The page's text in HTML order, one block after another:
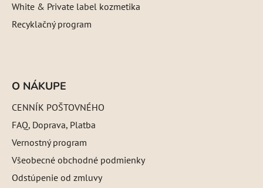
White & Private label kozmetika
Recyklačný program
O NÁKUPE
CENNÍK POŠTOVNÉHO
FAQ, Doprava, Platba
Vernostný program
Všeobecné obchodné podmienky
Odstúpenie od zmluvy